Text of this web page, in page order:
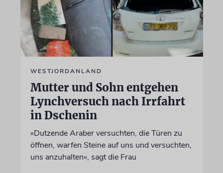
WESTJORDANLAND
Mutter und Sohn entgehen
Lynchversuch nach Irrfahrt
in Dschenin
»Dutzende Araber versuchten, die Türen zu
öffnen, warfen Steine auf uns und versuchten,
uns anzuhalten«, sagt die Frau